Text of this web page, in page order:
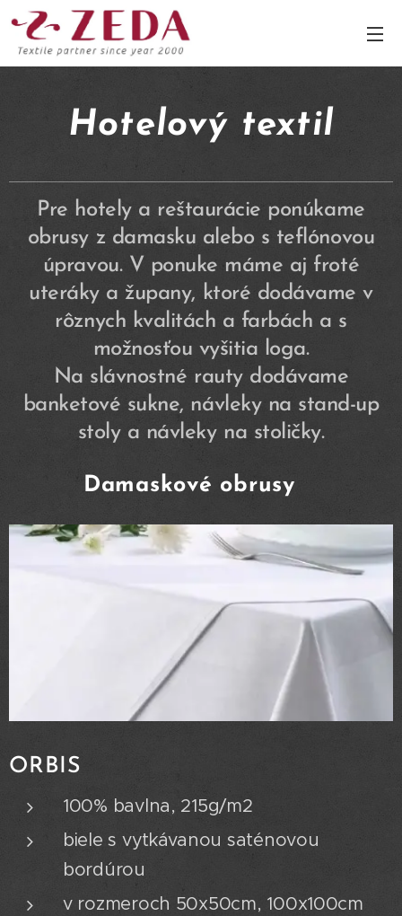
Hotelový textil
Pre hotely a reštaurácie ponúkame
obrusy z damasku alebo s teflónovou
úpravou. V ponuke máme aj froté
uteráky a župany, ktoré dodávame v
rôznych kvalitách a farbách a s
možnosťou vyšitia loga.
Na slávnostné rauty dodávame
banketové sukne, návleky na stand-up
stoly a návleky na stoličky.
Damaskové obrusy
ORBIS
100% bavlna, 215g/m2
biele s vytkávanou saténovou
bordúrou
v rozmeroch 50x50cm, 100x100cm